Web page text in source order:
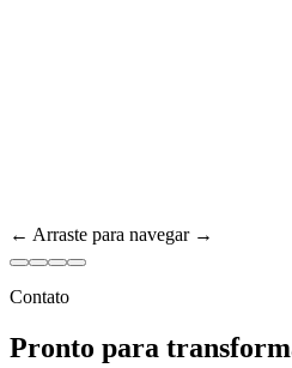
← Arraste para navegar →
Contato
Pronto para